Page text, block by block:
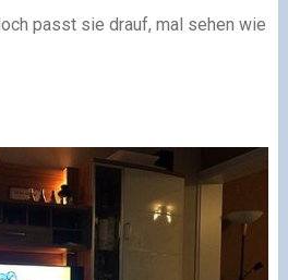
passt sie drauf, mal sehen wie